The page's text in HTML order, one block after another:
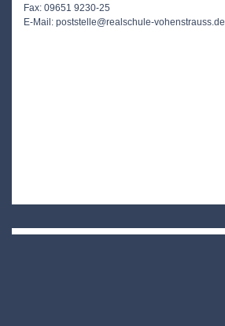
Fax: 09651 9230-25
E-Mail: poststelle@realschule-vohenstrauss.de